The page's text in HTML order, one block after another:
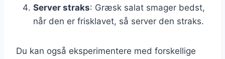
Server straks: Græsk salat smager bedst,
når den er frisklavet, så server den straks.
Du kan også eksperimentere med forskellige